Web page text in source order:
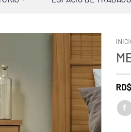
RD$